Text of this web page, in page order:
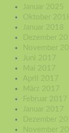
Januar 2025
Oktober
Januar 2018
Dezember
November
Juni 2017
Mai 2017
April 2017
März 2017
Februar 2017
Januar 2017
Dezember
November